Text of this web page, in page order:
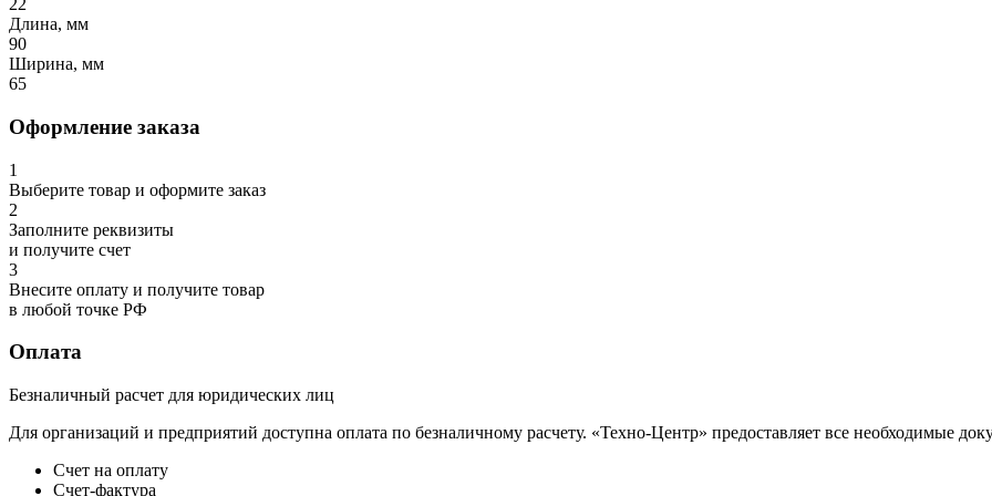
22
Длина, мм
90
Ширина, мм
65
Оформление заказа
1
Выберите товар и оформите заказ
2
Заполните реквизиты
и получите счет
3
Внесите оплату и получите товар
в любой точке РФ
Оплата
Безналичный расчет для юридических лиц
Для организаций и предприятий доступна оплата по безналичному расчету. «Техно-Центр» предоставляет все необходимые
Счет на оплату
Счет-фактура